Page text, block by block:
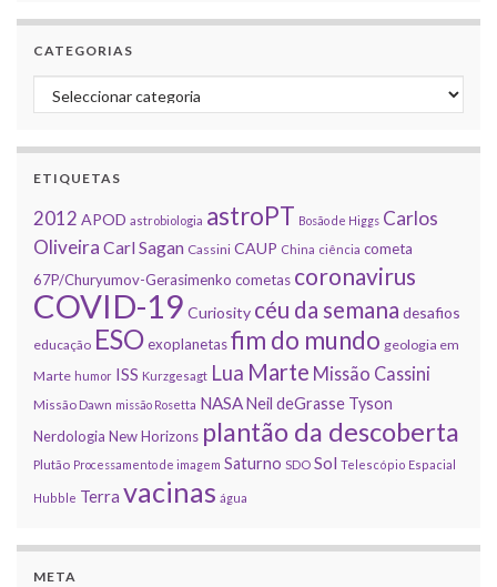
CATEGORIAS
Categorias
ETIQUETAS
2012 APOD astrobiologia astroPT Bosão de Higgs Carlos
Oliveira Carl Sagan Cassini CAUP China ciência cometa
67P/Churyumov-Gerasimenko cometas coronavirus
COVID-19 Curiosity céu da semana desafios
educação ESOexoplanetasfim do mundo geologia em
Marte humor ISS Kurzgesagt Lua Marte Missão Cassini
Missão Dawn missão Rosetta NASANeil deGrasse Tyson
Nerdologia New Horizons plantão da descoberta
Plutão Processamento de imagem Saturno SDO Sol Telescópio Espacial
Hubble Terra vacinas água
META